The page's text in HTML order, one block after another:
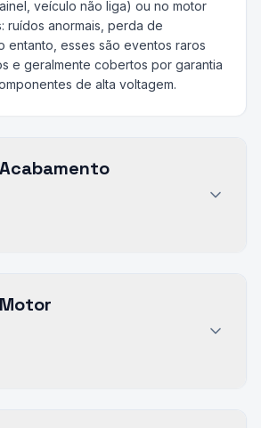
veículo não liga) ou no motor
ruídos anormais, perda de
entanto, esses são eventos raros
e geralmente cobertos por garantia
de alta voltagem.